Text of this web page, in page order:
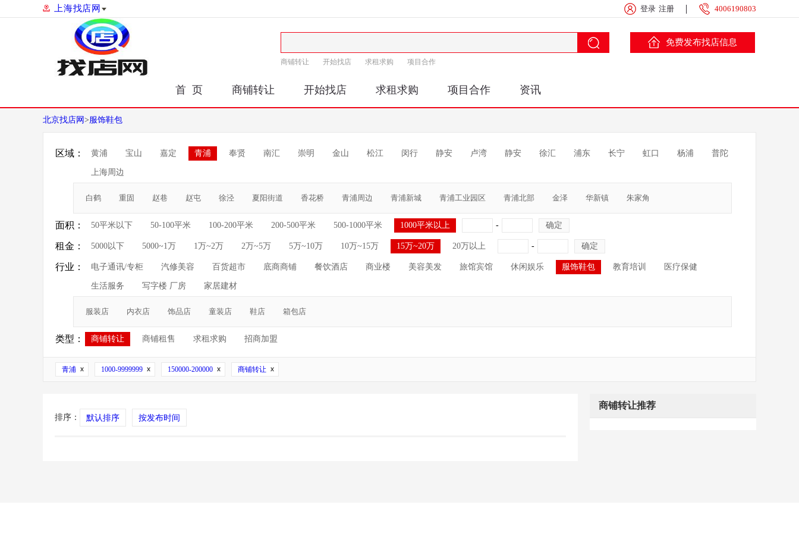
上海找店网 登录 注册 4006190803
商铺转让 开始找店 求租求购 项目合作
免费发布找店信息
首 页 商铺转让 开始找店 求租求购 项目合作 资讯
北京找店网 >服饰鞋包
区域： 黄浦 宝山 嘉定 青浦 奉贤 南汇 崇明 金山 松江 闵行 静安 卢湾 静安 徐汇 浦东 长宁 虹口 杨浦 普陀
上海周边
白鹤 重固 赵巷 赵屯 徐泾 夏阳街道 香花桥 青浦周边 青浦新城 青浦工业园区 青浦北部 金泽 华新镇 朱家角
面积： 50平米以下 50-100平米 100-200平米 200-500平米 500-1000平米 1000平米以上 - 确定
租金： 5000以下 5000~1万 1万~2万 2万~5万 5万~10万 10万~15万 15万~20万 20万以上 - 确定
行业： 电子通讯/专柜 汽修美容 百货超市 底商商铺 餐饮酒店 商业楼 美容美发 旅馆宾馆 休闲娱乐 服饰鞋包 教育培训 医疗保健
生活服务 写字楼 厂房 家居建材
服装店 内衣店 饰品店 童装店 鞋店 箱包店
类型： 商铺转让 商铺租售 求租求购 招商加盟
青浦 1000-9999999 150000-200000 商铺转让
排序： 默认排序 按发布时间
商铺转让推荐